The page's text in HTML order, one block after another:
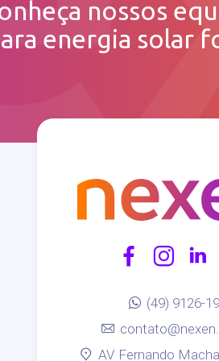
nossos
energia solar
(49) 9126-
AV Fernando